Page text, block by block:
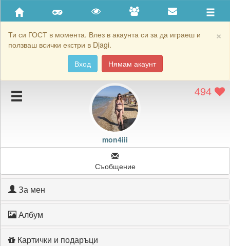
×
Ти си ГОСТ в момента. Влез в акаунта си за да играеш и
ползваш всички екстри в Djagi.
Вход
Нямам акаунт
Приятели
Хронология на игри
Подаръците на mon4iii
Картичките на mon4iii
494
mon4iii
Съобщение
За мен
Албум
Картички и подаръци